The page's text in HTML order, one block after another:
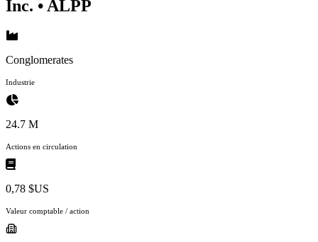
Inc. • ALPP
Conglomerates
Industrie
24.7 M
Actions en circulation
0,78 $US
Valeur comptable / action